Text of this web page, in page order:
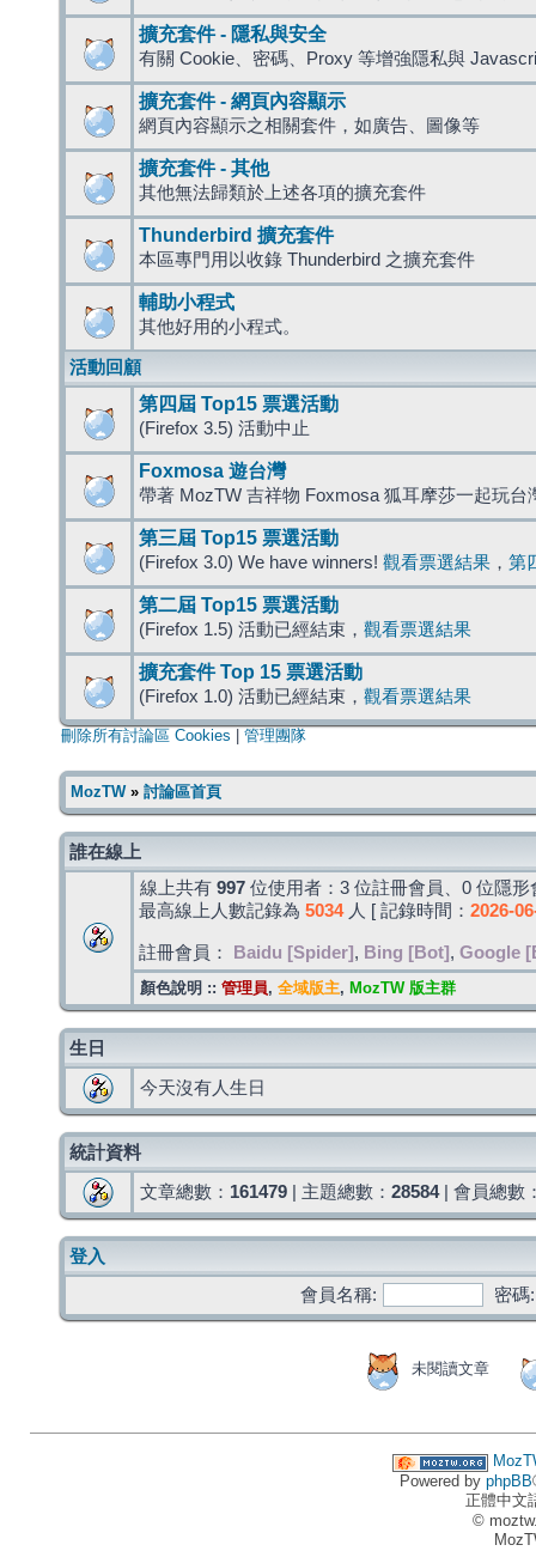
擴充套件 - 隱私與安全
有關 Cookie、密碼、Proxy 等增強隱私與
擴充套件 - 網頁內容顯示
網頁內容顯示之相關套件，如廣告、圖像等
擴充套件 - 其他
其他無法歸類於上述各項的擴充套件
Thunderbird 擴充套件
本區專門用以收錄 Thunderbird 之擴充套件
輔助小程式
其他好用的小程式。
活動回顧
第四屆 Top15 票選活動
(Firefox 3.5) 活動中止
Foxmosa 遊台灣
帶著 MozTW 吉祥物 Foxmosa 狐耳摩莎一起玩台
第三屆 Top15 票選活動
(Firefox 3.0) We have winners! 觀看票選結果 ， 第
第二屆 Top15 票選活動
(Firefox 1.5) 活動已經結束， 觀看票選結果
擴充套件 Top 15 票選活動
(Firefox 1.0) 活動已經結束， 觀看票選結果
刪除所有討論區 Cookies 管理團隊
MozTW» 討論區首頁
誰在線上
線上共有 997 位使用者：3 位註冊會員、0 位隱
最高線上人數記錄為 5034人 [ 記錄時間： 2026-
註冊會員： Baidu [Spider] , Bing [Bot] , Google
顏色說明 :: 管理員, 全域版主, MozTW 版主群
生日
今天沒有人生日
統計資料
文章總數： 161479 | 主題總數： 28584| 會員總數
登入
會員名稱:
密碼:
未閱讀文章
Powered by phpBB
正體中文
©